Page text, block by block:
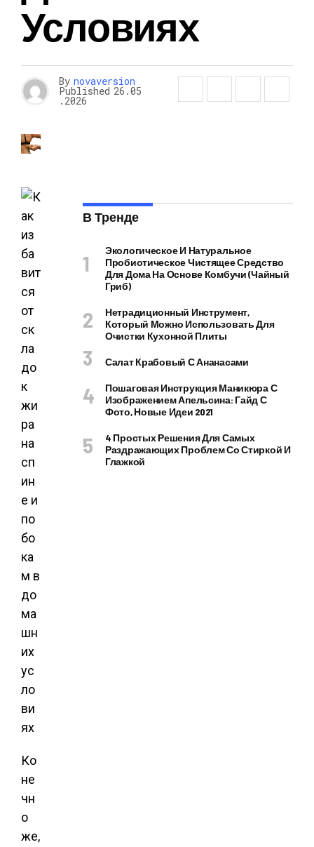
Условиях
By novaversion
Published 26.05
.2026
Ко
не
чн
о
же,
В Тренде
Экологическое И Натуральное
Пробиотическое Чистящее Средство
Для Дома На Основе Комбучи (чайный
Гриб)
Нетрадиционный Инструмент,
Который Можно Использовать Для
Очистки Кухонной Плиты
Салат Крабовый С Ананасами
Пошаговая Инструкция Маникюра С
Изображением Апельсина: Гайд С
Фото, Новые Идеи 2021
4 Простых Решения Для Самых
Раздражающих Проблем Со Стиркой И
Глажкой